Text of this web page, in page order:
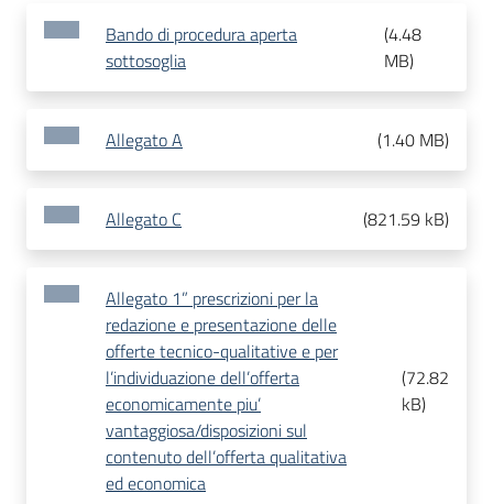
Bando di procedura aperta
sottosoglia
(4.48
MB)
Allegato A (1.40 MB)
Allegato C (821.59 kB)
Allegato 1” prescrizioni per la
redazione e presentazione delle
offerte tecnico-qualitative e per
l’individuazione dell’offerta
economicamente piu’
vantaggiosa/disposizioni sul
contenuto dell’offerta qualitativa
ed economica
(72.82
kB)